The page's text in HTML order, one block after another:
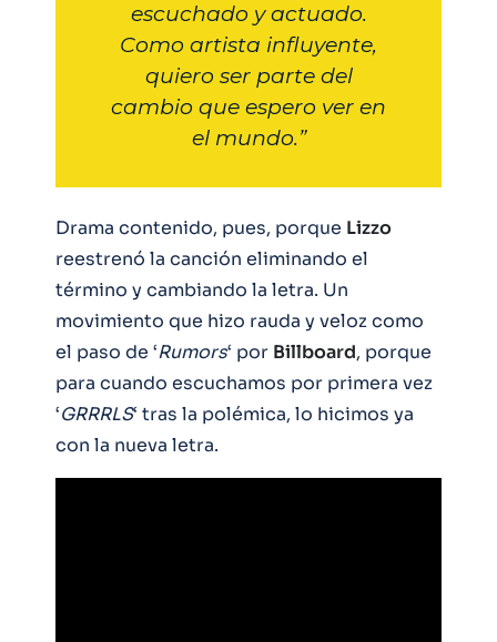
escuchado y actuado.
Como artista influyente,
quiero ser parte del
cambio que espero ver en
el mundo.”
Drama contenido, pues, porque Lizzo
reestrenó la canción eliminando el
término y cambiando la letra. Un
movimiento que hizo rauda y veloz como
el paso de ‘Rumors‘ por Billboard, porque
para cuando escuchamos por primera vez
‘GRRRLS‘ tras la polémica, lo hicimos ya
con la nueva letra.